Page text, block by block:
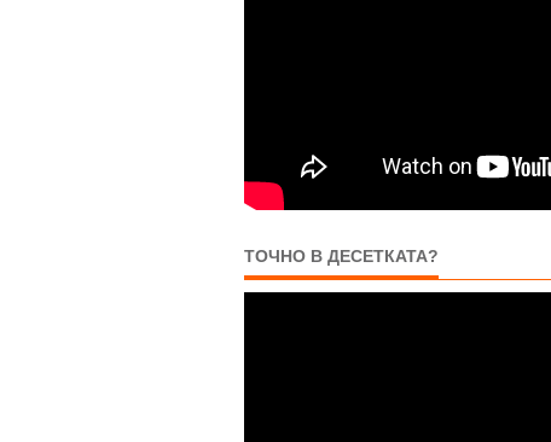
ТОЧНО В ДЕСЕТКАТА?